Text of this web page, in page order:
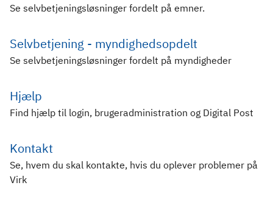
Se selvbetjeningsløsninger fordelt på emner.
Selvbetjening - myndighedsopdelt
Se selvbetjeningsløsninger fordelt på myndigheder
Hjælp
Find hjælp til login, brugeradministration og Digital Post
Kontakt
Se, hvem du skal kontakte, hvis du oplever problemer på
Virk